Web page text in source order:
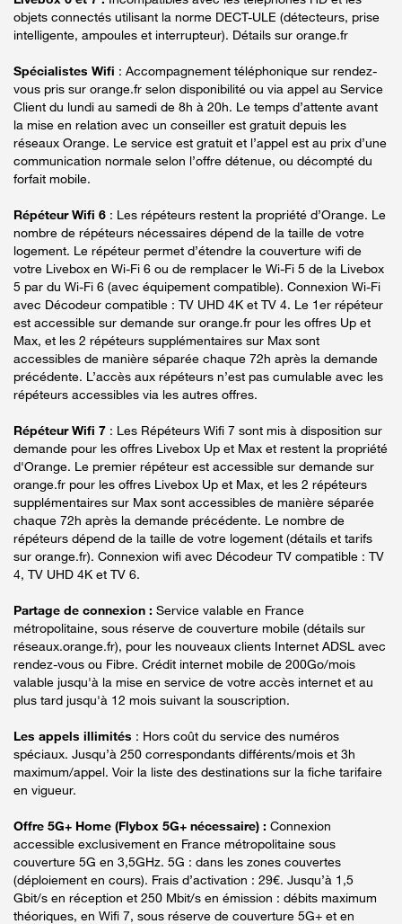
objets connectés utilisant la norme DECT-ULE (détecteurs, prise
intelligente, ampoules et interrupteur). Détails sur orange.fr
Spécialistes Wifi : Accompagnement téléphonique sur rendez-
vous pris sur orange.fr selon disponibilité ou via appel au Service
Client du lundi au samedi de 8h à 20h. Le temps d’attente avant
la mise en relation avec un conseiller est gratuit depuis les
réseaux Orange. Le service est gratuit et l’appel est au prix d’une
communication normale selon l’offre détenue, ou décompté du
forfait mobile.
Répéteur Wifi 6 : Les répéteurs restent la propriété d’Orange. Le
nombre de répéteurs nécessaires dépend de la taille de votre
logement. Le répéteur permet d’étendre la couverture wifi de
votre Livebox en Wi-Fi 6 ou de remplacer le Wi-Fi 5 de la Livebox
5 par du Wi-Fi 6 (avec équipement compatible). Connexion Wi-Fi
avec Décodeur compatible : TV UHD 4K et TV 4. Le 1er répéteur
est accessible sur demande sur orange.fr pour les offres Up et
Max, et les 2 répéteurs supplémentaires sur Max sont
accessibles de manière séparée chaque 72h après la demande
précédente. L’accès aux répéteurs n’est pas cumulable avec les
répéteurs accessibles via les autres offres.
Répéteur Wifi 7 : Les Répéteurs Wifi 7 sont mis à disposition sur
demande pour les offres Livebox Up et Max et restent la propriété
d'Orange. Le premier répéteur est accessible sur demande sur
orange.fr pour les offres Livebox Up et Max, et les 2 répéteurs
supplémentaires sur Max sont accessibles de manière séparée
chaque 72h après la demande précédente. Le nombre de
répéteurs dépend de la taille de votre logement (détails et tarifs
sur orange.fr). Connexion wifi avec Décodeur TV compatible : TV
4, TV UHD 4K et TV 6.
Partage de connexion : Service valable en France
métropolitaine, sous réserve de couverture mobile (détails sur
réseaux.orange.fr), pour les nouveaux clients Internet ADSL avec
rendez-vous ou Fibre. Crédit internet mobile de 200Go/mois
valable jusqu'à la mise en service de votre accès internet et au
plus tard jusqu'à 12 mois suivant la souscription.
Les appels illimités : Hors coût du service des numéros
spéciaux. Jusqu’à 250 correspondants différents/mois et 3h
maximum/appel. Voir la liste des destinations sur la fiche tarifaire
en vigueur.
Offre 5G+ Home (Flybox 5G+ nécessaire) : Connexion
accessible exclusivement en France métropolitaine sous
couverture 5G en 3,5GHz. 5G : dans les zones couvertes
(déploiement en cours). Frais d’activation : 29€. Jusqu’à 1,5
Gbit/s en réception et 250 Mbit/s en émission : débits maximum
théoriques, en Wifi 7, sous réserve de couverture 5G+ et en